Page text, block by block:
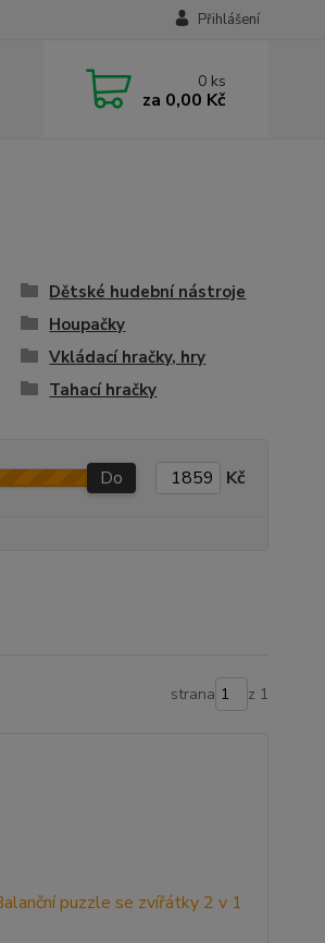
Přihlášení
0 ks
za 0,00 Kč
Dětské hudební nástroje
Houpačky
Vkládací hračky, hry
Tahací hračky
Do Kč
strana z 1